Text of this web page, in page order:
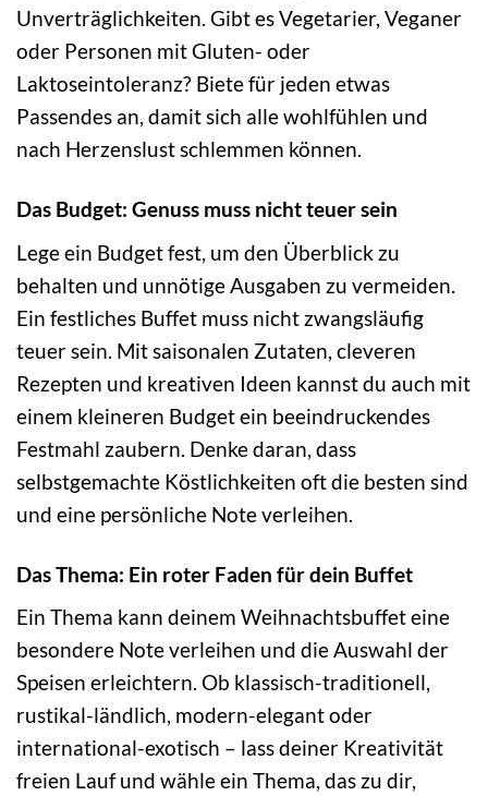
Unverträglichkeiten. Gibt es Vegetarier, Veganer
oder Personen mit Gluten- oder
Laktoseintoleranz? Biete für jeden etwas
Passendes an, damit sich alle wohlfühlen und
nach Herzenslust schlemmen können.
Das Budget: Genuss muss nicht teuer sein
Lege ein Budget fest, um den Überblick zu
behalten und unnötige Ausgaben zu vermeiden.
Ein festliches Buffet muss nicht zwangsläufig
teuer sein. Mit saisonalen Zutaten, cleveren
Rezepten und kreativen Ideen kannst du auch mit
einem kleineren Budget ein beeindruckendes
Festmahl zaubern. Denke daran, dass
selbstgemachte Köstlichkeiten oft die besten sind
und eine persönliche Note verleihen.
Das Thema: Ein roter Faden für dein Buffet
Ein Thema kann deinem Weihnachtsbuffet eine
besondere Note verleihen und die Auswahl der
Speisen erleichtern. Ob klassisch-traditionell,
rustikal-ländlich, modern-elegant oder
international-exotisch – lass deiner Kreativität
freien Lauf und wähle ein Thema, das zu dir,